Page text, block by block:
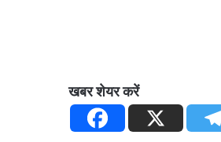
खबर शेयर करें